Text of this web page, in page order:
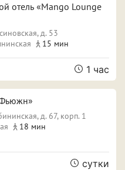
Кондиционер
отель «Mango Lounge
д. 53
15 мин
1 час
д. 67, корп. 1
18 мин
сутки